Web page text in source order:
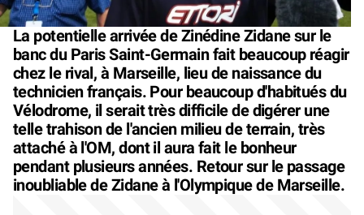
La potentielle arrivée de Zinédine Zidane sur le
banc du Paris Saint-Germain fait beaucoup réagir
chez le rival, à Marseille, lieu de naissance du
technicien français. Pour beaucoup d'habitués du
Vélodrome, il serait très difficile de digérer une
telle trahison de l'ancien milieu de terrain, très
attaché à l'OM, dont il aura fait le bonheur
pendant plusieurs années. Retour sur le passage
inoubliable de Zidane à l'Olympique de Marseille.